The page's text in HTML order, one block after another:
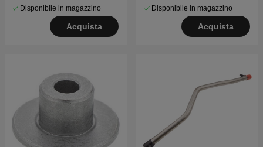
Disponibile in magazzino
Acquista
Disponibile in magazzino
Acquista